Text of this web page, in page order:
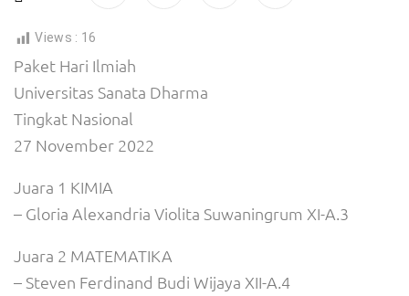
Views : 16
Paket Hari Ilmiah
Universitas Sanata Dharma
Tingkat Nasional
27 November 2022
Juara 1 KIMIA
– Gloria Alexandria Violita Suwaningrum XI-A.3
Juara 2 MATEMATIKA
– Steven Ferdinand Budi Wijaya XII-A.4